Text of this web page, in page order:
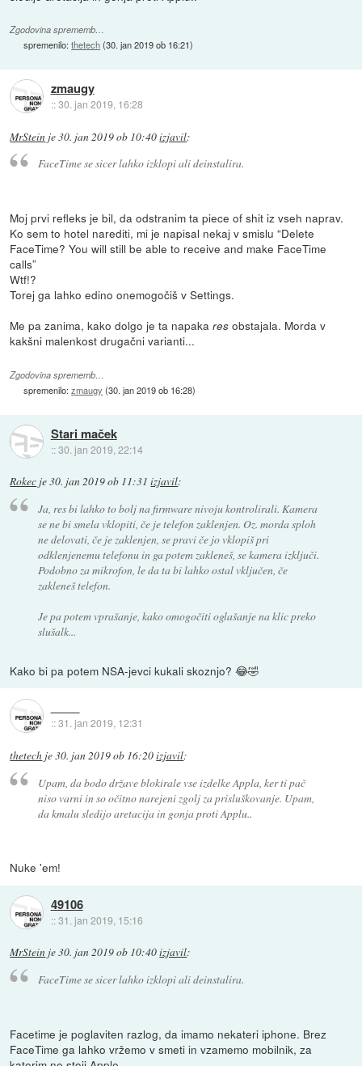
Zgodovina sprememb…
spremenilo:thetech(30. jan 2019 ob 16:21)
zmaugy
::30. jan 2019, 16:28
MrStein je30. jan 2019 ob 10:40izjavil:
FaceTime se sicer lahko izklopi ali deinstalira.
Moj prvi refleks je bil, da odstranim ta piece of shit iz vseh naprav.
Ko sem to hotel narediti, mi je napisal nekaj v smislu “Delete
FaceTime? You will still be able to receive and make FaceTime
calls”
Wtf!?
Torej ga lahko edino onemogočiš v Settings.
Me pa zanima, kako dolgo je ta napakares obstajala. Morda v
kakšni malenkost drugačni varianti...
Zgodovina sprememb…
spremenilo:zmaugy (30. jan 2019 ob 16:28)
Stari maček
::30. jan 2019, 22:14
Rokec je30. jan 2019 ob 11:31 izjavil:
Ja, res bi lahko to bolj na firmware nivoju kontrolirali. Kamera
se ne bi smela vklopiti, če je telefon zaklenjen. Oz. morda sploh
ne delovati, če je zaklenjen, se pravi če jo vklopiš pri
odklenjenemu telefonu in ga potem zakleneš, se kamera izključi.
Podobno za mikrofon, le da ta bi lahko ostal vključen, če
zakleneš telefon.
Je pa potem vprašanje, kako omogočiti oglašanje na klic preko
slušalk...
Kako bi pa potem NSA-jevci kukali skoznjo? 😂🤣
::31. jan 2019, 12:31
thetech je30. jan 2019 ob 16:20izjavil:
Upam, da bodo države blokirale vse izdelke Appla, ker ti pač
niso varni in so očitno narejeni zgolj za prisluškovanje. Upam,
da kmalu sledijo aretacija in gonja proti Applu..
Nuke 'em!
49106
::31. jan 2019, 15:16
MrStein je30. jan 2019 ob 10:40izjavil:
FaceTime se sicer lahko izklopi ali deinstalira.
Facetime je poglaviten razlog, da imamo nekateri iphone. Brez
FaceTime ga lahko vržemo v smeti in vzamemo mobilnik, za